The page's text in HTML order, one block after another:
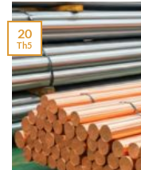
20
Th5